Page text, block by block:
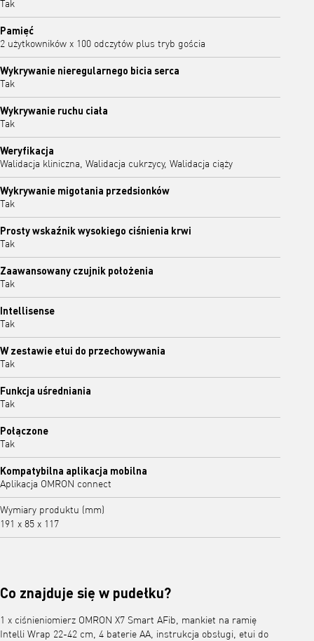
Tak
Pamięć
2 użytkowników x 100 odczytów plus tryb gościa
Wykrywanie nieregularnego bicia serca
Tak
Wykrywanie ruchu ciała
Tak
Weryfikacja
Walidacja kliniczna, Walidacja cukrzycy, Walidacja ciąży
Wykrywanie migotania przedsionków
Tak
Prosty wskaźnik wysokiego ciśnienia krwi
Tak
Zaawansowany czujnik położenia
Tak
Intellisense
Tak
W zestawie etui do przechowywania
Tak
Funkcja uśredniania
Tak
Połączone
Tak
Kompatybilna aplikacja mobilna
Aplikacja OMRON connect
Wymiary produktu (mm)
191 x 85 x 117
Co znajduje się w pudełku?
1 x ciśnieniomierz OMRON X7 Smart AFib, mankiet na ramię
Intelli Wrap 22-42 cm, 4 baterie AA, instrukcja obsługi, etui do